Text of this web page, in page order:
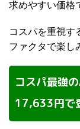
求めやすい価格
コスパを重視す
ファクタで楽し
コスパ最強
17,633円で